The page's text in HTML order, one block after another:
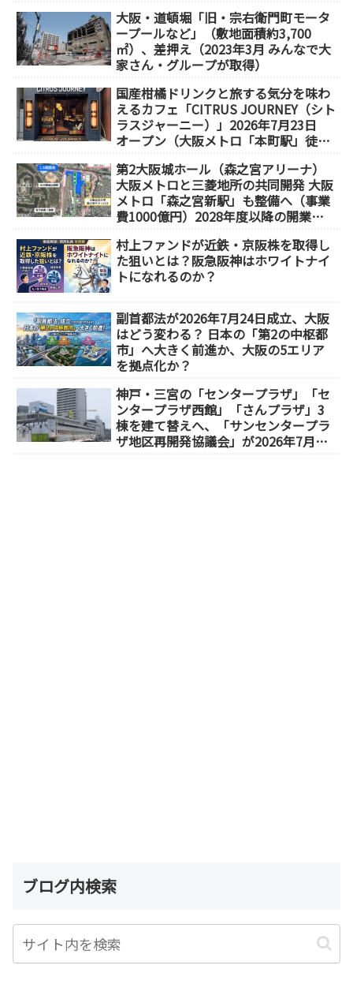
大阪・道頓堀「旧・宗右衛門町モータ
ープールなど」（敷地面積約3,700
㎡）、差押え（2023年3月 みんなで大
家さん・グループが取得）
国産柑橘ドリンクと旅する気分を味わ
えるカフェ「CITRUS JOURNEY（シト
ラスジャーニー）」2026年7月23日
オープン（大阪メトロ「本町駅」徒歩
第2大阪城ホール（森之宮アリーナ）
大阪メトロと三菱地所の共同開発 大阪
メトロ「森之宮新駅」も整備へ（事業
費1000億円）2028年度以降の開業
村上ファンドが近鉄・京阪株を取得し
た狙いとは？阪急阪神はホワイトナイ
トになれるのか？
副首都法が2026年7月24日成立、大阪
はどう変わる？ 日本の「第2の中枢都
市」へ大きく前進か、大阪の5エリア
を拠点化か？
神戸・三宮の「センタープラザ」「セ
ンタープラザ西館」「さんプラザ」3
棟を建て替えへ、「サンセンタープラ
ザ地区再開発協議会」が2026年7月発
ブログ内検索